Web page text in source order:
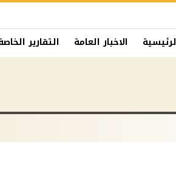
الاخبار العامة التقارير